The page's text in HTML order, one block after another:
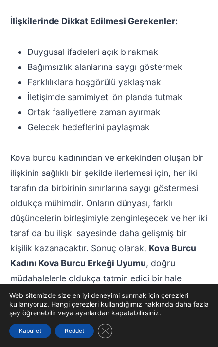
İlişkilerinde Dikkat Edilmesi Gerekenler:
Duygusal ifadeleri açık bırakmak
Bağımsızlık alanlarına saygı göstermek
Farklılıklara hoşgörülü yaklaşmak
İletişimde samimiyeti ön planda tutmak
Ortak faaliyetlere zaman ayırmak
Gelecek hedeflerini paylaşmak
Kova burcu kadınından ve erkekinden oluşan bir
ilişkinin sağlıklı bir şekilde ilerlemesi için, her iki
tarafın da birbirinin sınırlarına saygı göstermesi
oldukça mühimdir. Onların dünyası, farklı
düşüncelerin birleşimiyle zenginleşecek ve her iki
taraf da bu ilişki sayesinde daha gelişmiş bir
kişilik kazanacaktır. Sonuç olarak, Kova Burcu
Kadını Kova Burcu Erkeği Uyumu, doğru
müdahalelerle oldukça tatmin edici bir hale
gelebilir.
Kova Burcu Kadını Kova Burcu
Web sitemizde size en iyi deneyimi sunmak için çerezleri
kullanıyoruz. Hangi çerezleri kullandığımız hakkında daha fazla
şey öğrenebilir veya ayarlardan kapatabilirsiniz.
Kabul et Reddet GDPR çerez şeridini kapat